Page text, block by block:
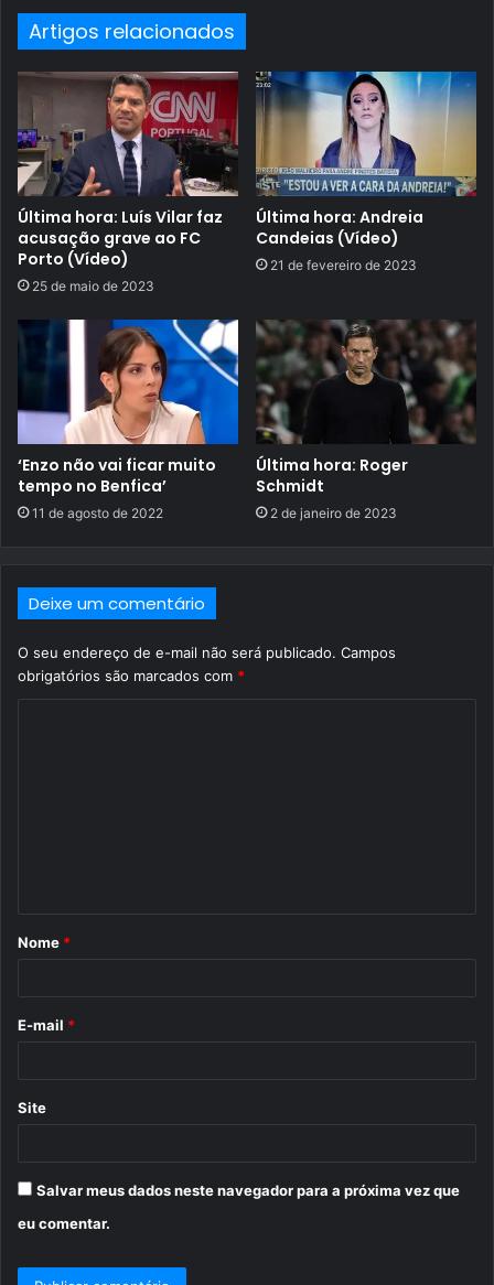
Artigos relacionados
Última hora: Luís Vilar faz
acusação grave ao FC
Porto (Vídeo)
25 de maio de 2023
Última hora: Andreia
Candeias (Vídeo)
21 de fevereiro de 2023
‘Enzo não vai ficar muito
tempo no Benfica’
11 de agosto de 2022
Última hora: Roger
Schmidt
2 de janeiro de 2023
Deixe um comentário
O seu endereço de e-mail não será publicado. Campos
obrigatórios são marcados com *
r
Nome *
E-mail *
Site
Salvar meus dados neste navegador para a próxima vez que
eu comentar.